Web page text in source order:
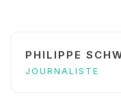
PHILIPPE
JOURNALISTE